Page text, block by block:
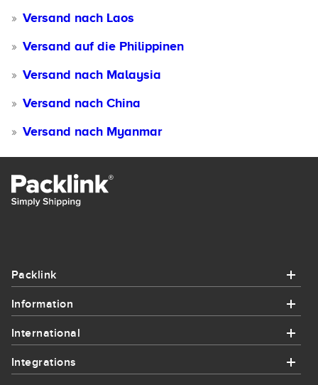
Versand nach Laos
Versand auf die Philippinen
Versand nach Malaysia
Versand nach China
Versand nach Myanmar
Packlink
Information
International
International
Integrations